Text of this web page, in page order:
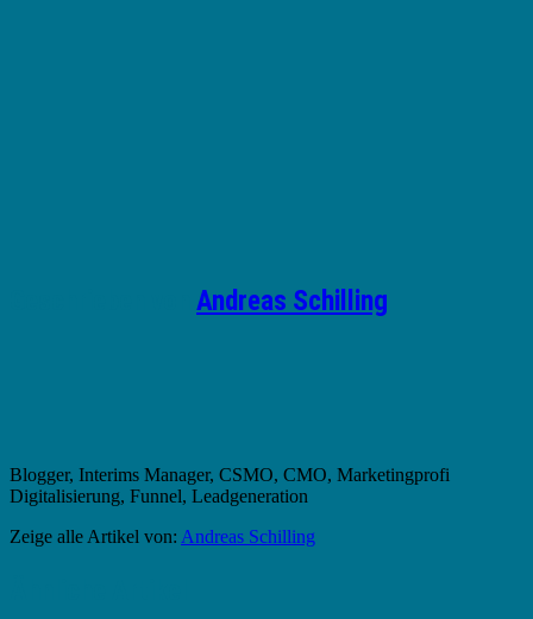
Andreas Schilling
Blogger, Interims Manager, CSMO, CMO, Marketingprofi
Digitalisierung, Funnel, Leadgeneration
Zeige alle Artikel von: Andreas Schilling